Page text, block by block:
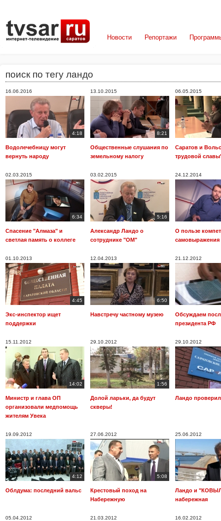
Новости Репортажи
поиск по тегу ландо
16.06.2016
4:18
Водолечебницу могут
вернуть народу
13.10.2015
8:21
Общественные слушания по
земельному налогу
06.05.2015
Саратов и
трудовой
02.03.2015
6:34
Спасение "Алмаза" и
светлая память о коллеге
03.02.2015
5:16
Александр Ландо о
сотруднике "ОМ"
24.12.2014
О пользе
самовыражения
01.10.2013
4:45
Экс-инспектор ищет
поддержки
12.04.2013
6:50
Навстречу частному музею
21.12.2012
Обсуждаем
президента РФ
15.11.2012
14:02
Министр и глава ОП
организовали медпомощь
жителям Увека
29.10.2012
1:56
Долой ларьки, да будут
скверы!
29.10.2012
Ландо
19.09.2012
4:12
Облдума: последний вальс
27.06.2012
5:08
Крестовый поход на
Набережную
25.06.2012
Ландо и
набережная
05.04.2012 21.03.2012 16.02.2012